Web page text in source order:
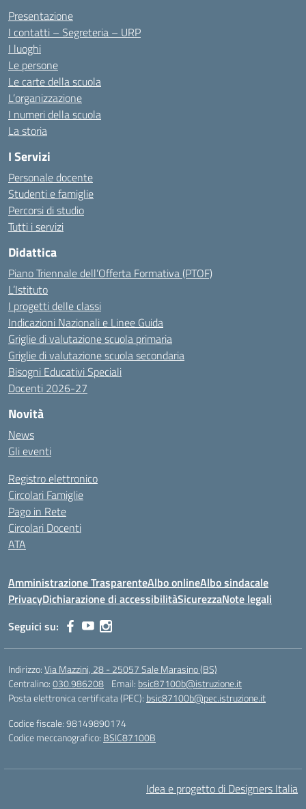
Presentazione
I contatti – Segreteria – URP
I luoghi
Le persone
Le carte della scuola
L’organizzazione
I numeri della scuola
La storia
I Servizi
Personale docente
Studenti e famiglie
Percorsi di studio
Tutti i servizi
Didattica
Piano Triennale dell’Offerta Formativa (PTOF)
L’Istituto
I progetti delle classi
Indicazioni Nazionali e Linee Guida
Griglie di valutazione scuola primaria
Griglie di valutazione scuola secondaria
Bisogni Educativi Speciali
Docenti 2026-27
Novità
News
Gli eventi
Registro elettronico
Circolari Famiglie
Pago in Rete
Circolari Docenti
ATA
Amministrazione TrasparenteAlbo onlineAlbo sindacale
PrivacyDichiarazione di accessibilitàSicurezzaNote legali
Seguici su:
Indirizzo:Via Mazzini, 28 - 25057 Sale Marasino (BS)
Centralino:030.986208 Email: bsic87100b@istruzione.it
Posta elettronica certificata (PEC): bsic87100b@pec.istruzione.it
Codice fiscale: 98149890174
Codice meccanografico: BSIC87100B
Idea e progetto di Designers Italia